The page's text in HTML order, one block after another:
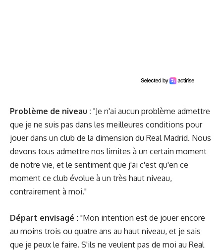
Problème de niveau : "Je n'ai aucun problème admettre
que je ne suis pas dans les meilleures conditions pour
jouer dans un club de la dimension du Real Madrid. Nous
devons tous admettre nos limites à un certain moment
de notre vie, et le sentiment que j'ai c'est qu'en ce
moment ce club évolue à un très haut niveau,
contrairement à moi."
Départ envisagé : "Mon intention est de jouer encore
au moins trois ou quatre ans au haut niveau, et je sais
que je peux le faire. S'ils ne veulent pas de moi au Real